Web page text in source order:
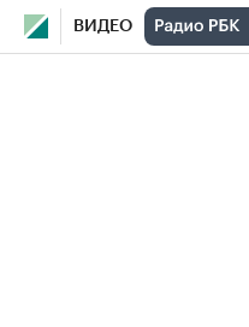
ВИДЕО